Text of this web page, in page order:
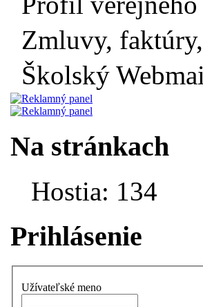
Zmluvy,
Školský
Na stránkach
Hostia: 134
Prihlásenie
Užívateľské meno